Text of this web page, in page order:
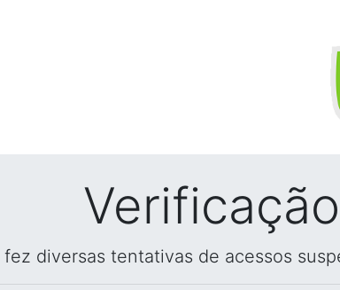
fez diversas tentativas de acessos